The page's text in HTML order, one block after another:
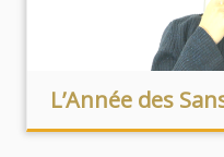
L’Année des